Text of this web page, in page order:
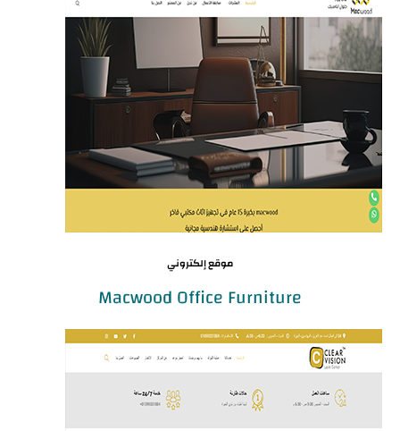
موقع إلكتروني
Macwood Office Furniture